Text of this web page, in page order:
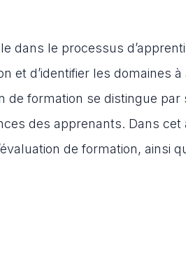
dans le processus
et d’identifier les domaines
de formation se distingue
des apprenants. Dans
de formation, ainsi